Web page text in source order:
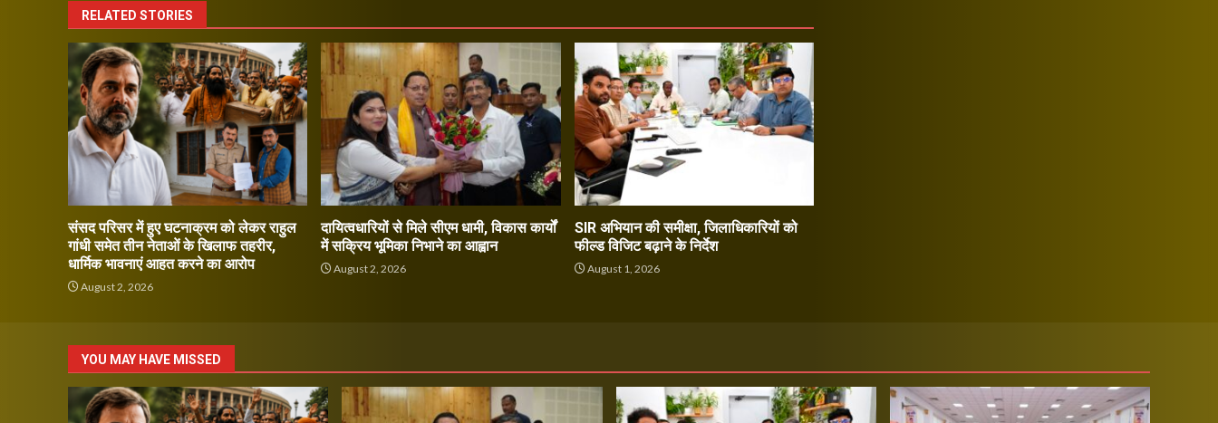
RELATED STORIES
संसद परिसर में हुए घटनाक्रम को लेकर राहुल
गांधी समेत तीन नेताओं के खिलाफ तहरीर,
धार्मिक भावनाएं आहत करने का आरोप
August 2, 2026
दायित्वधारियों से मिले सीएम धामी, विकास कार्यों
में सक्रिय भूमिका निभाने का आह्वान
August 2, 2026
SIR अभियान की समीक्षा, जिलाधिकारियों को
फील्ड विजिट बढ़ाने के निर्देश
August 1, 2026
YOU MAY HAVE MISSED